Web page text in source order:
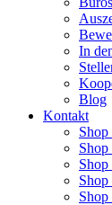
In
Blog
Kontakt